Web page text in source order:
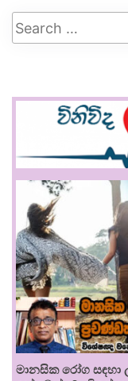
මානසික රෝග සඳහා